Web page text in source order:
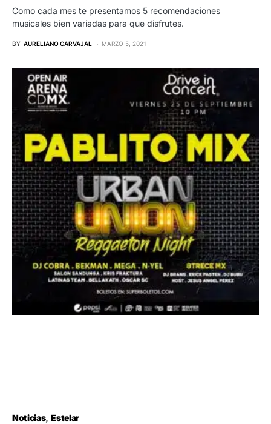
Como cada mes te presentamos 5 recomendaciones
musicales bien variadas para que disfrutes.
BY AURELIANO CARVAJAL MARZO 5, 2021
Noticias Estelar